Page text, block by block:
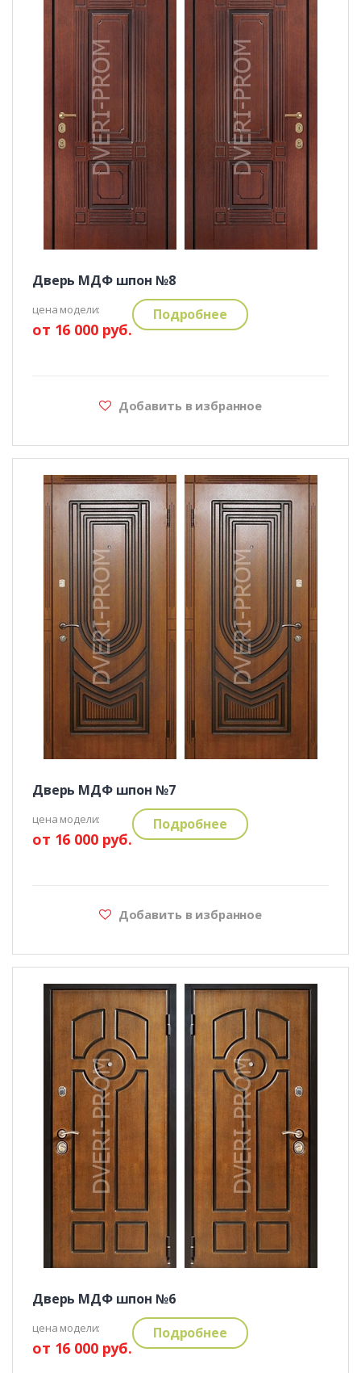
Дверь МДФ шпон №8
цена модели:
от 16 000 руб.
Подробнее
Добавить в избранное
Дверь МДФ шпон №7
цена модели:
от 16 000 руб.
Подробнее
Добавить в избранное
Дверь МДФ шпон №6
цена модели:
от 16 000 руб.
Подробнее